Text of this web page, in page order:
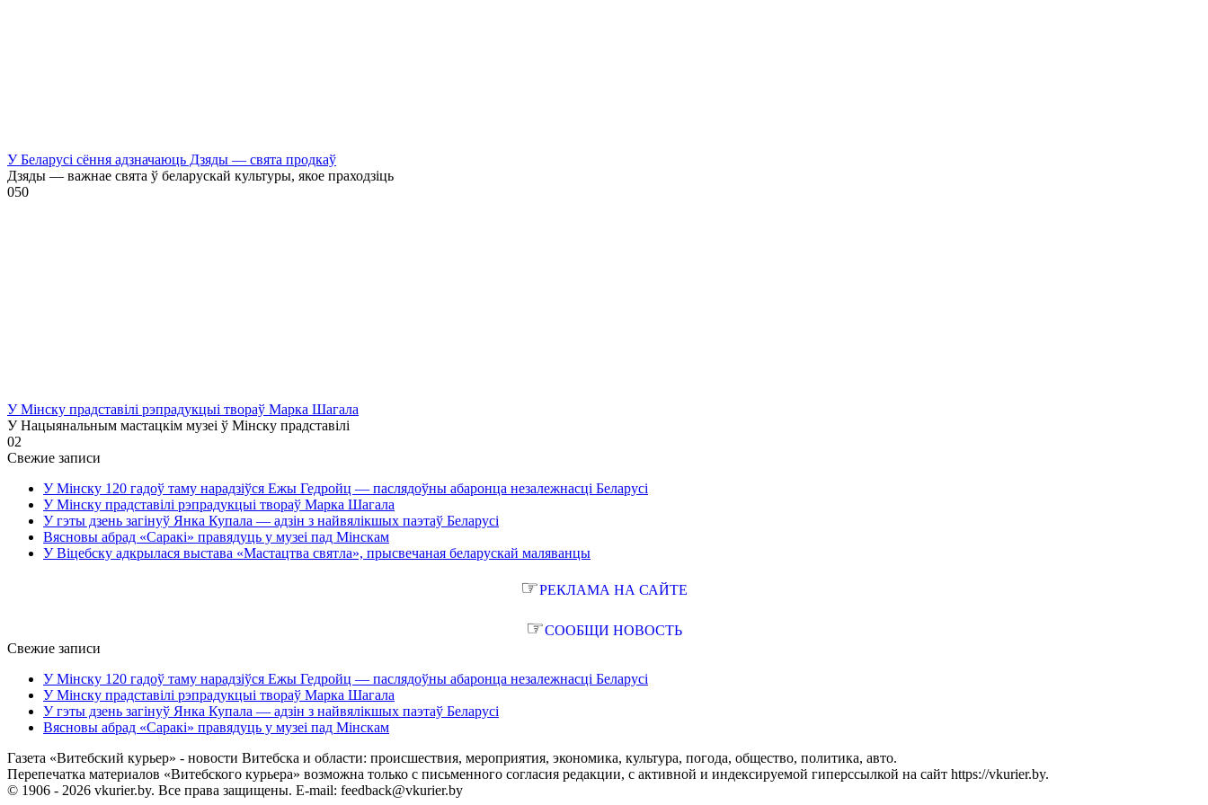
У Беларусі сёння адзначаюць Дзяды — свята продкаў
Дзяды — важнае свята ў беларускай культуры, якое праходзіць
050
У Мінску прадставілі рэпрадукцыі твораў Марка Шагала
У Нацыянальным мастацкім музеі ў Мінску прадставілі
02
Свежие записи
У Мінску 120 гадоў таму нарадзіўся Ежы Гедройц — паслядоўны абаронца незалежнасці Беларусі
У Мінску прадставілі рэпрадукцыі твораў Марка Шагала
У гэты дзень загінуў Янка Купала — адзін з найвялікшых паэтаў Беларусі
Вясновы абрад «Саракі» правядуць у музеі пад Мінскам
У Віцебску адкрылася выстава «Мастацтва святла», прысвечаная беларускай маляванцы
☞РЕКЛАМА НА САЙТЕ
☞СООБЩИ НОВОСТЬ
Свежие записи
У Мінску 120 гадоў таму нарадзіўся Ежы Гедройц — паслядоўны абаронца незалежнасці Беларусі
У Мінску прадставілі рэпрадукцыі твораў Марка Шагала
У гэты дзень загінуў Янка Купала — адзін з найвялікшых паэтаў Беларусі
Вясновы абрад «Саракі» правядуць у музеі пад Мінскам
Газета «Витебский курьер» - новости Витебска и области: происшествия, мероприятия, экономика, культура, погода, общество, политика, авто.
Перепечатка материалов «Витебского курьера» возможна только с письменного согласия редакции, с активной и индексируемой гиперссылкой на сайт https://vkurier.by.
© 1906 - 2026 vkurier.by. Все права защищены. E-mail: feedback@vkurier.by